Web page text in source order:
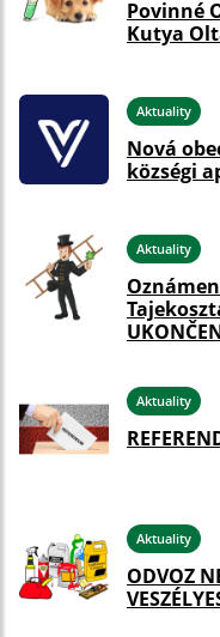
Povinné
Kutya
Aktuality
Nová
községi
Aktuality
Aktuality
Aktuality
ODVOZ